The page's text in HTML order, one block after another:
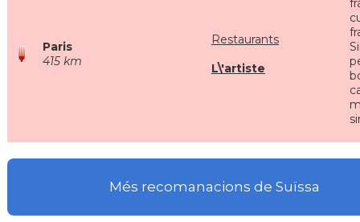
Paris
415 km
Restaurants
L\'artiste
Més recomanacions de Suïssa